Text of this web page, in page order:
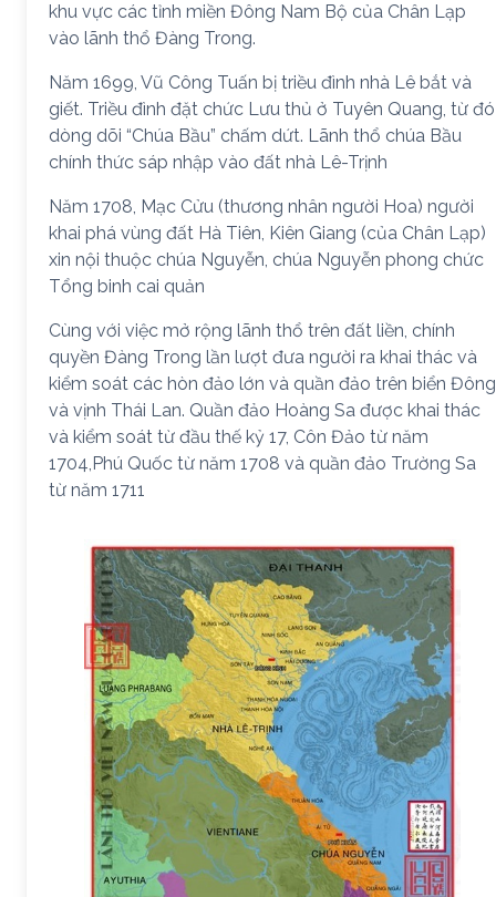
khu vực các tỉnh miền Đông Nam Bộ của Chân Lạp
vào lãnh thổ Đàng Trong.
Năm 1699, Vũ Công Tuấn bị triều đình nhà Lê bắt và
giết. Triều đình đặt chức Lưu thủ ở Tuyên Quang, từ đó
dòng dõi “Chúa Bầu” chấm dứt. Lãnh thổ chúa Bầu
chính thức sáp nhập vào đất nhà Lê-Trịnh
Năm 1708, Mạc Cửu (thương nhân người Hoa) người
khai phá vùng đất Hà Tiên, Kiên Giang (của Chân Lạp)
xin nội thuộc chúa Nguyễn, chúa Nguyễn phong chức
Tổng binh cai quản
Cùng với việc mở rộng lãnh thổ trên đất liền, chính
quyền Đàng Trong lần lượt đưa người ra khai thác và
kiểm soát các hòn đảo lớn và quần đảo trên biển Đông
và vịnh Thái Lan. Quần đảo Hoàng Sa được khai thác
và kiểm soát từ đầu thế kỷ 17, Côn Đảo từ năm
1704,Phú Quốc từ năm 1708 và quần đảo Trường Sa
từ năm 1711